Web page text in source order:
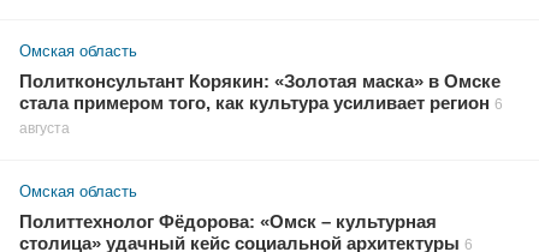
Омская область
Политконсультант Корякин: «Золотая маска» в Омске
стала примером того, как культура усиливает регион 6
августа
Омская область
Политтехнолог Фёдорова: «Омск – культурная
столица» удачный кейс социальной архитектуры 6